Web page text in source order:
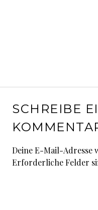
SCHREIBE
Deine E-Mail-
Erforderliche Felder